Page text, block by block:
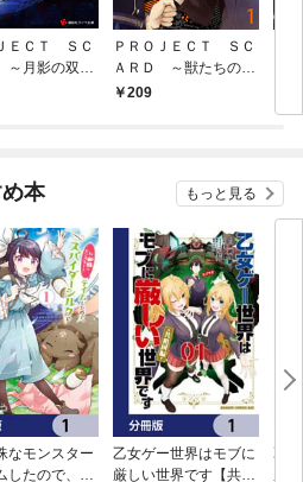
ＥＣＴ ＳＣ
月影の双翼
ＰＲＯＪＥＣＴ ＳＣ
ＡＲＤ ～獣たちの正
義～（１）
209
本 もっと見る
なモンスター
したので、ス
乙女ゲー世界はモブに
厳しい世界です【共和
乙